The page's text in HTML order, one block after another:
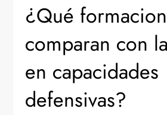
¿Qué
comparan con
en capacidades
defensivas?